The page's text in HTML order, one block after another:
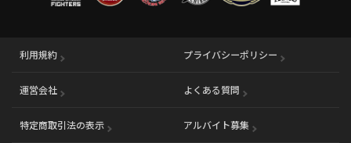
利用規約 プライバシーポリシー
運営会社 （別ウィンドウで開く） よくある質問
特定商取引法の表示 アルバイト募集 （別ウィンドウで開く